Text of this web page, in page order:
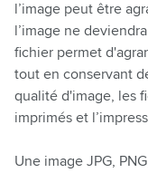
l’image peut être
l’image ne
fichier permet
tout en conservant
qualité d'image, les
imprimés et
Une image JPG,